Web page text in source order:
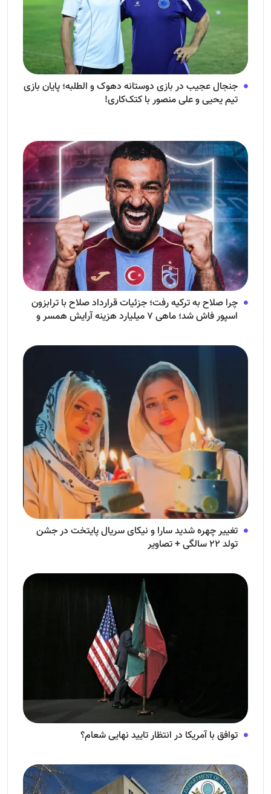
جنجال عجیب در بازی دوستانه دهوک و الطلبه؛ پایان بازی
تیم یحیی و علی منصور با کتک‌کاری!
چرا صلاح به ترکیه رفت؛ جزئیات قرارداد صلاح با ترابزون
اسپور فاش شد؛ ماهی ۷ میلیارد هزینه آرایش همسر و
تغییر چهره شدید سارا و نیکای سریال پایتخت در جشن
تولد ۲۲ سالگی + تصاویر
توافق با آمریکا در انتظار تایید نهایی شعام؟